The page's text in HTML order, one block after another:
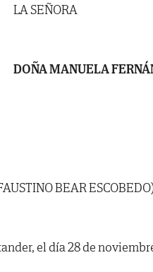
LA SEÑORA
DOÑA MANUELA
BEAR
el día 28 de